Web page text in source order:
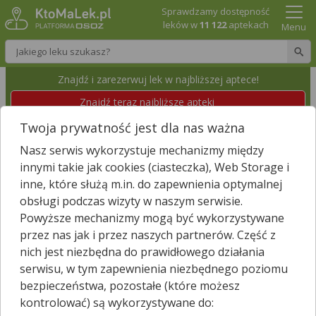
Wpisz nazwę leku
Sprawdzamy dostępność
leków w11 122aptekach Menu
Znajdź i zarezerwuj lek w najbliższej aptece!
Znajdź teraz najbliższe apteki
APTEKA GEMINI
Kędzierzyn-Koźle, Harcerska 13 Wyświetl numer
Id apteki: 912 593 Dzisiaj czynna07:30 – 20:00
Znajdź leki w okolicy i zarezerwuj
Godziny otwarcia
poniedziałek - piątek
Twoja prywatność jest dla nas ważna
Nasz serwis wykorzystuje mechanizmy między
innymi takie jak cookies (ciasteczka), Web Storage i
inne, które służą m.in. do zapewnienia optymalnej
obsługi podczas wizyty w naszym serwisie.
Powyższe mechanizmy mogą być wykorzystywane
przez nas jak i przez naszych partnerów. Część z
nich jest niezbędna do prawidłowego działania
serwisu, w tym zapewnienia niezbędnego poziomu
bezpieczeństwa, pozostałe (które możesz
kontrolować) są wykorzystywane do: